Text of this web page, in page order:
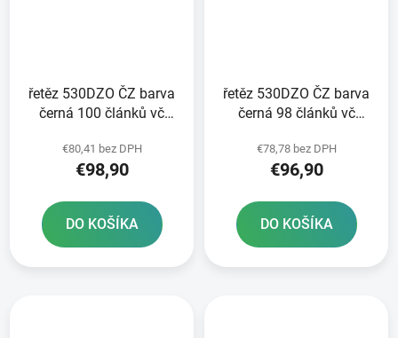
řetěz 530DZO ČZ barva
černá 100 článků vč
€80,41 bez DPH
€98,90
DO KOŠÍKA
řetěz 530DZO ČZ barva
černá 98 článků vč
€78,78 bez DPH
€96,90
DO KOŠÍKA